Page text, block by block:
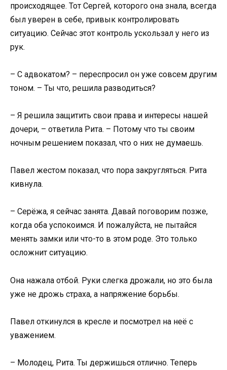
происходящее. Тот Сергей, которого она знала, всегда
был уверен в себе, привык контролировать
ситуацию. Сейчас этот контроль ускользал у него из
рук.
– С адвокатом? – переспросил он уже совсем другим
тоном. – Ты что, решила разводиться?
– Я решила защитить свои права и интересы нашей
дочери, – ответила Рита. – Потому что ты своим
ночным решением показал, что о них не думаешь.
Павел жестом показал, что пора закругляться. Рита
кивнула.
– Серёжа, я сейчас занята. Давай поговорим позже,
когда оба успокоимся. И пожалуйста, не пытайся
менять замки или что-то в этом роде. Это только
осложнит ситуацию.
Она нажала отбой. Руки слегка дрожали, но это была
уже не дрожь страха, а напряжение борьбы.
Павел откинулся в кресле и посмотрел на неё с
уважением.
– Молодец, Рита. Ты держишься отлично. Теперь